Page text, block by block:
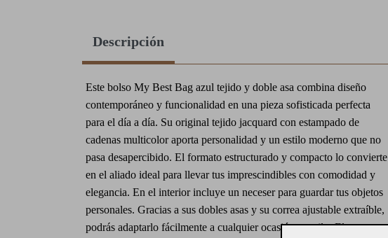
Descripción
Este bolso My Best Bag azul tejido y doble asa combina diseño
contemporáneo y funcionalidad en una pieza sofisticada perfecta
para el día a día. Su original tejido jacquard con estampado de
cadenas multicolor aporta personalidad y un estilo moderno que no
pasa desapercibido. El formato estructurado y compacto lo convierte
en el aliado ideal para llevar tus imprescindibles con comodidad y
elegancia. En el interior incluye un neceser para guardar tus objetos
personales. Gracias a sus dobles asas y su correa ajustable extraíble,
podrás adaptarlo fácilmente a cualquier ocasión y estilo. El contraste